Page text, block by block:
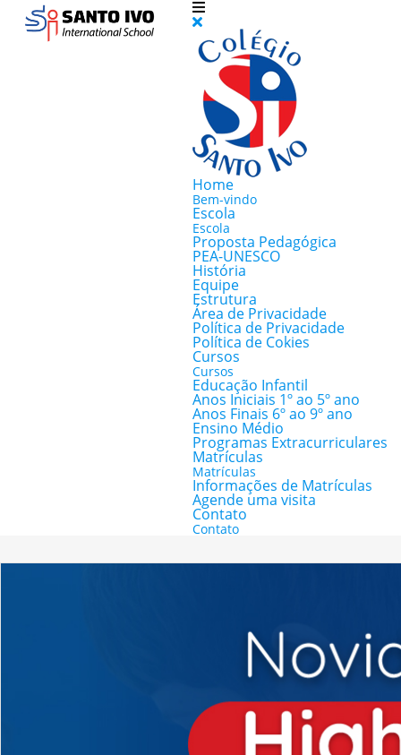
Home
Bem-vindo
Escola
Escola
Proposta Pedagógica
PEA-UNESCO
História
Equipe
Estrutura
Área de Privacidade
Política de Privacidade
Política de Cokies
Cursos
Cursos
Educação Infantil
Anos Iniciais 1º ao 5º ano
Anos Finais 6º ao 9º ano
Ensino Médio
Programas Extracurriculares
Matrículas
Matrículas
Informações de Matrículas
Agende uma visita
Contato
Contato